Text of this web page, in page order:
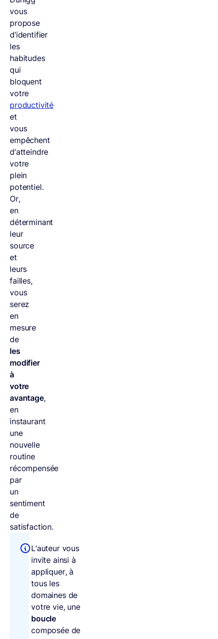
vous
propose
d’identifier
les
habitudes
qui
bloquent
votre
productivité
et
vous
empêchent
d’atteindre
votre
plein
potentiel.
Or,
en
déterminant
leur
source
et
leurs
failles,
vous
serez
en
mesure
de
les
modifier
à
votre
avantage,
en
instaurant
une
nouvelle
routine
récompensée
par
un
sentiment
de
satisfaction.
L’auteur vous
invite ainsi à
appliquer, à
tous les
domaines de
votre vie, une
boucle
composée de